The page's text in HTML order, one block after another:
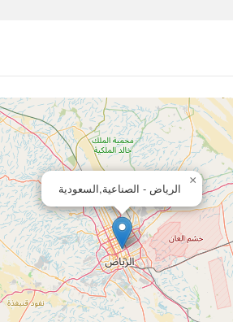
الرياض - الصناعية,السعودية
×